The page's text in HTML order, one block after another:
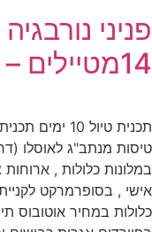
פניני
14מטיילים – 10 ימים הליכות קלות
טיסות מנתב"ג לאוסלו
במלונות כלולות , ארוחות